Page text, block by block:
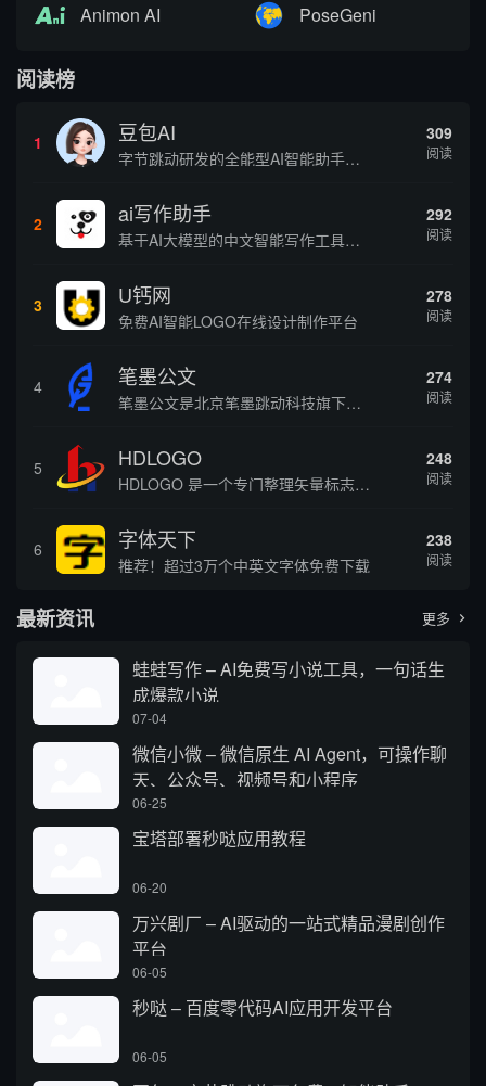
Animon AI PoseGeni
阅读榜
1 豆包AI
字节跳动研发的全能型AI智能助手，提供智能对话、知识问答、内容创作、学习办公等一站式AI服务
309
阅读
2 ai写作助手
基于AI大模型的中文智能写作工具，面向学生、自媒体、职场人士提供一站式文本创作服务 核心定位 AI写作助手是依托人工智能技术打造的创作辅助平台，专注中文文本生成与优化，帮助用户快速完成各类文案、文章、论文等内容创作，提升写作效率 核心功能 ...
292
阅读
3 U钙网
免费AI智能LOGO在线设计制作平台
278
阅读
4 笔墨公文
笔墨公文是北京笔墨跳动科技旗下垂直公文赛道 AIGC 创作平台，深耕体制公文专业场景，依托海量标准公文语料训练专属大模型。平台整合 AI 公文生成、全维度智能校对、范文库、实时更新素材库、标准化公文模板五大核心板块，兼顾公文快速撰写、文稿合...
274
阅读
5 HDLOGO
HDLOGO 是一个专门整理矢量标志和图标的网站，提供各类品牌和公司的矢量标志下载服务，主要面向设计师、营销人员和企业用户，帮他们获取高质量的品牌标识资源。
248
阅读
6 字体天下
推荐！超过3万个中英文字体免费下载
238
阅读
最新资讯 更多 
蛙蛙写作 – AI免费写小说工具，一句话生
成爆款小说
07-04
微信小微 – 微信原生 AI Agent，可操作聊
天、公众号、视频号和小程序
06-25
宝塔部署秒哒应用教程
06-20
万兴剧厂 – AI驱动的一站式精品漫剧创作
平台
06-05
秒哒 – 百度零代码AI应用开发平台
06-05